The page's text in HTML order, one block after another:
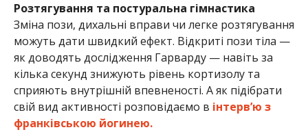
Розтягування та постуральна гімнастика
Зміна пози, дихальні вправи чи легке розтягування
можуть дати швидкий ефект. Відкриті пози тіла —
як доводять дослідження Гарварду — навіть за
кілька секунд знижують рівень кортизолу та
сприяють внутрішній впевненості. А як підібрати
свій вид активності розповідаємо в інтерв’ю з
франківською йогинею.